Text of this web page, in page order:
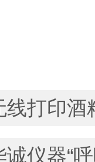
线打印酒
诚仪器“